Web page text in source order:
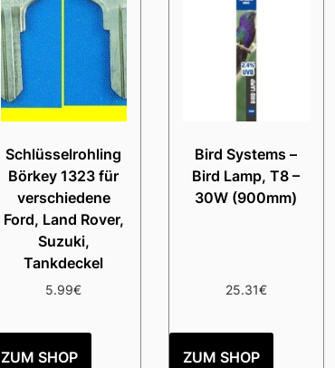
Schlüsselrohling
Börkey 1323 für
verschiedene
Ford, Land Rover,
Suzuki,
Tankdeckel
5.99€
ZUM SHOP
Bird Systems –
Bird Lamp, T8 –
30W (900mm)
25.31€
ZUM SHOP